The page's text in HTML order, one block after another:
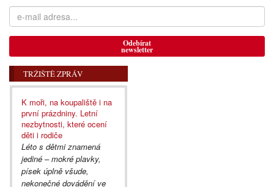
Odebírat
newsletter
TRŽIŠTĚ ZPRÁV
K moři, na koupaliště i na
první prázdniny. Letní
nezbytnosti, které ocení
děti i rodiče
Léto s dětmi znamená
jediné – mokré plavky,
písek úplně všude,
nekonečné dovádění ve